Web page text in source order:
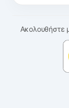
Ακολουθήστε